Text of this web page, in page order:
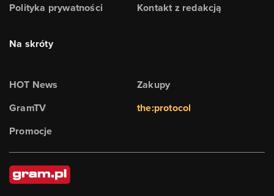
Polityka prywatności
Kontakt z redakcją
Na skróty
HOT News
GramTV
Promocje
Zakupy
the:protocol